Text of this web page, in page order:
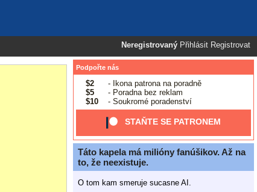
Neregistrovaný Přihlásit Registrovat
Podpořte nás
$2
- Ikona patrona na poradně
$5
- Poradna bez reklam
$10
- Soukromé poradenství
STAŇTE SE PATRONEM
Táto kapela má milióny fanúšikov. Až na
to, že neexistuje.
O tom kam smeruje sucasne AI.